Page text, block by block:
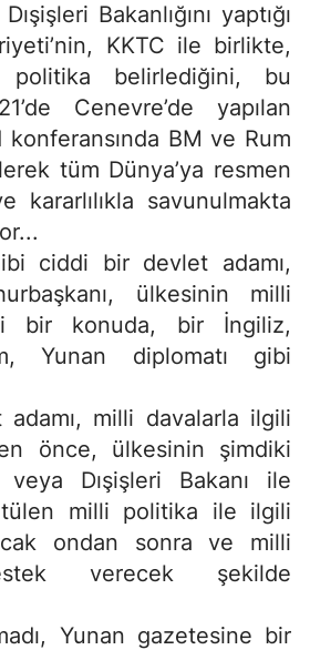
Bakanlığını yaptığı
KKTC ile birlikte,
belirlediğini, bu
Cenevre’de yapılan
konferansında BM ve Rum
tüm Dünya’ya resmen
kararlılıkla savunulmakta
ciddi bir devlet adamı,
ülkesinin milli
bir konuda, bir İngiliz,
Yunan diplomatı gibi
milli davalarla ilgili
önce, ülkesinin şimdiki
veya Dışişleri Bakanı ile
milli politika ile ilgili
ondan sonra ve milli
verecek şekilde
Yunan gazetesine bir